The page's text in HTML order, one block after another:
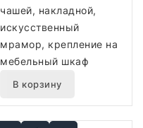
чашей, накладной,
искусственный
мрамор, крепление на
мебельный шкаф
В корзину